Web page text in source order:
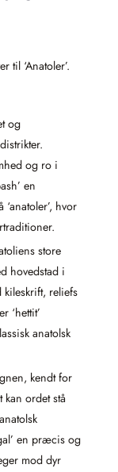
til ‘Anatoler’.
og
og ro i
en
hvor
store
hovedstad i
kileskrift, reliefs
‘hettit’
anatolsk
kendt for
kan ordet stå
en præcis og
mod dyr